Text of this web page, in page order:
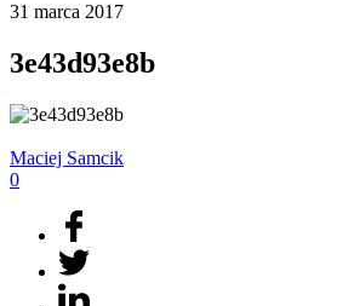
31 marca 2017
3e43d93e8b
Maciej Samcik
0